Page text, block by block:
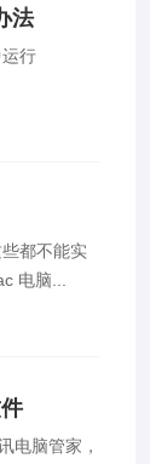
法
行
都不能实
电脑...
电脑管家，